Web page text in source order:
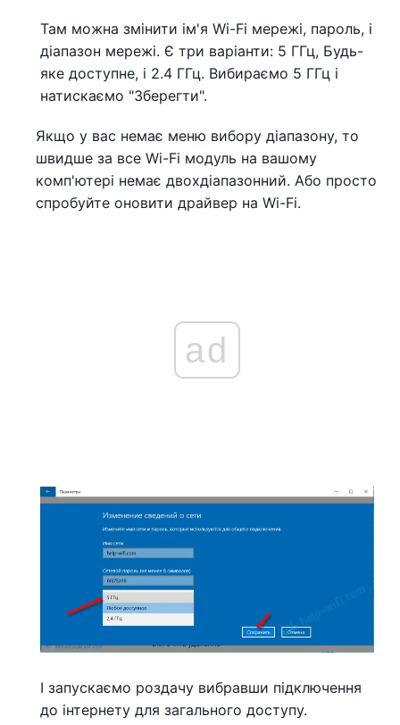
Там можна змінити ім'я Wi-Fi мережі, пароль, і
діапазон мережі. Є три варіанти: 5 ГГц, Будь-
яке доступне, і 2.4 ГГц. Вибираємо 5 ГГц і
натискаємо "Зберегти".
Якщо у вас немає меню вибору діапазону, то
швидше за все Wi-Fi модуль на вашому
комп'ютері немає двохдіапазонний. Або просто
спробуйте оновити драйвер на Wi-Fi.
ad
І запускаємо роздачу вибравши підключення
до інтернету для загального доступу.